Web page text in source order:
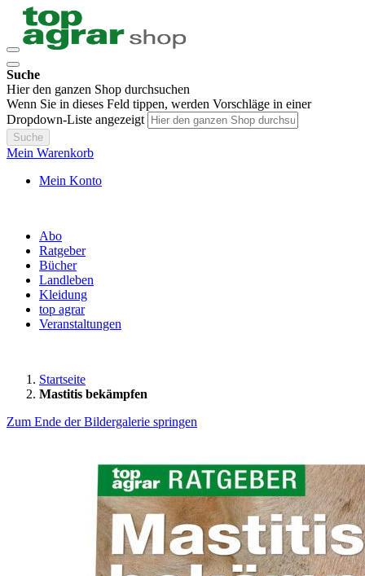
Suche
Hier den ganzen Shop durchsuchen
Wenn Sie in dieses Feld tippen, werden Vorschläge in einer
Dropdown-Liste angezeigt
Suche
Mein Warenkorb
Mein Konto
Abo
Ratgeber
Bücher
Landleben
Kleidung
top agrar
Veranstaltungen
Startseite
Mastitis bekämpfen
Zum Ende der Bildergalerie springen